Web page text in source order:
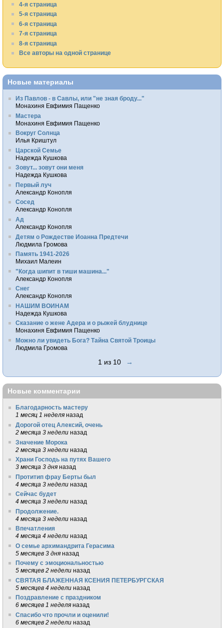
4-я страница
5-я страница
6-я страница
7-я страница
8-я страница
Все авторы на одной странице
Новые материалы
Из Павлов - в Савлы, или "не зная броду..."
Монахиня Евфимия Пащенко
Мастера
Монахиня Евфимия Пащенко
Вокруг Солнца
Илья Криштул
Царской Семье
Надежда Кушкова
Зовут... зовут они меня
Надежда Кушкова
Первый луч
Александр Конопля
Сосед
Александр Конопля
Ад
Александр Конопля
Детям о Рождестве Иоанна Предтечи
Людмила Громова
Память 1941-2026
Михаил Малеин
"Когда шипит в тиши машина..."
Александр Конопля
Снег
Александр Конопля
НАШИМ ВОИНАМ
Надежда Кушкова
Сказание о жене Адера и о рыжей блуднице
Монахиня Евфимия Пащенко
Можно ли увидеть Бога? Тайна Святой Троицы
Людмила Громова
1 из 10 →
Новые комментарии
Благодарность мастеру
1 месяц 1 неделя назад
Дорогой отец Алексий, очень
2 месяца 3 недели назад
Значение Морока
2 месяца 3 недели назад
Храни Господь на путях Вашего
3 месяца 3 дня назад
Протитип фрау Берты был
4 месяца 3 недели назад
Сейчас будет
4 месяца 3 недели назад
Продолжение.
4 месяца 3 недели назад
Впечатления
4 месяца 4 недели назад
О семье архимандрита Герасима
5 месяцев 3 дня назад
Почему с эмоциональностью
5 месяцев 2 недели назад
СВЯТАЯ БЛАЖЕННАЯ КСЕНИЯ ПЕТЕРБУРГСКАЯ
5 месяцев 4 недели назад
Поздравление с праздником
6 месяцев 1 неделя назад
Спасибо что прочли и оценили!
6 месяцев 2 недели назад